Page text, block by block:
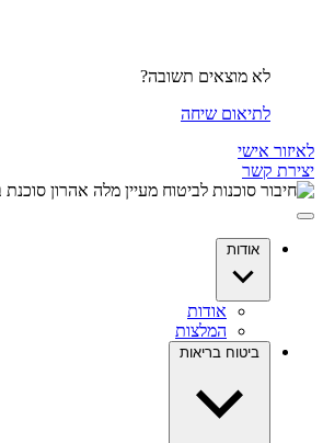
לא מוצאים תשובה?
לתיאום שיחה
לאיזור אישי
יצירת קשר
אודות
אודות
המלצות
ביטוח בריאות